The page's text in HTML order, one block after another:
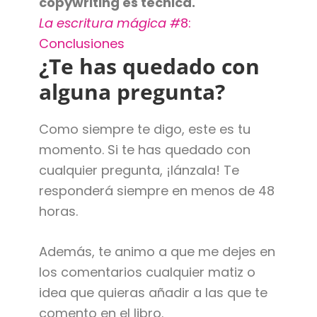
La escritura mágica #8:
Conclusiones
¿Te has quedado con
alguna pregunta?
Como siempre te digo, este es tu
momento. Si te has quedado con
cualquier pregunta, ¡lánzala! Te
responderá siempre en menos de 48
horas.
Además, te animo a que me dejes en
los comentarios cualquier matiz o
idea que quieras añadir a las que te
comento en el libro.